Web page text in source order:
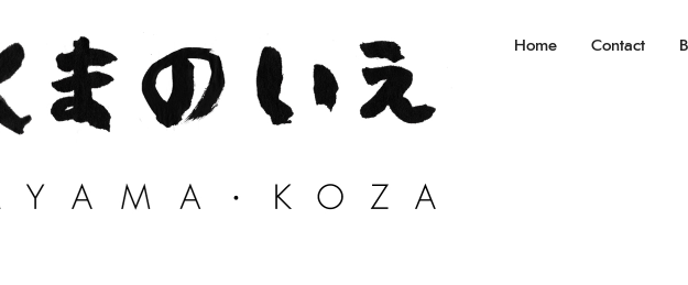
Home Contact